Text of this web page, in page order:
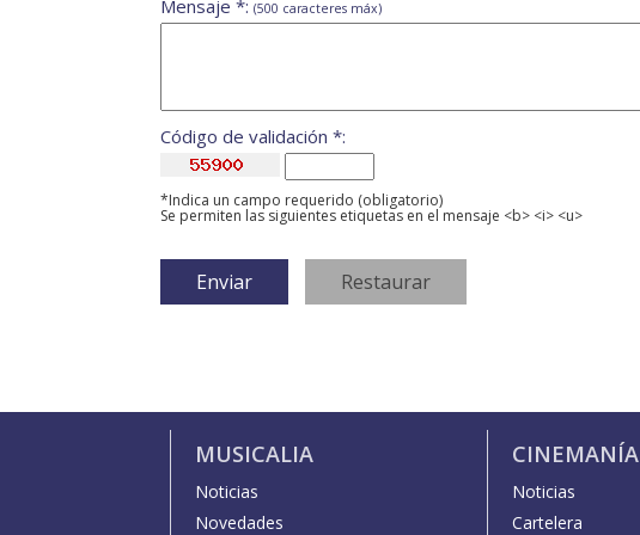
Mensaje *: (500 caracteres máx)
Código de validación *:
*Indica un campo requerido (obligatorio)
Se permiten las siguientes etiquetas en el mensaje <b> <i> <u>
MUSICALIA
Noticias
Novedades
CINEMANÍA
Noticias
Cartelera